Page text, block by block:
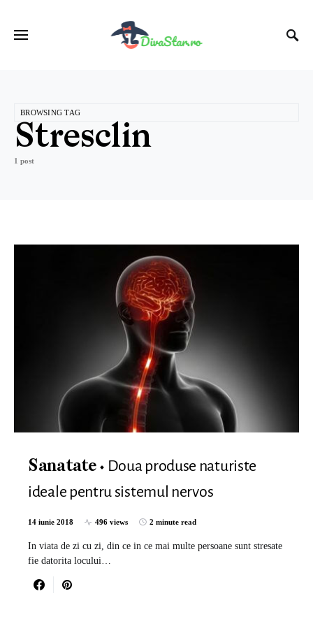
BROWSING TAG
Stresclin
1 post
Sanatate
Doua produse naturiste
ideale pentru sistemul nervos
14 iunie 2018 496 views 2 minute read
In viata de zi cu zi, din ce in ce mai multe persoane sunt stresate
fie datorita locului…